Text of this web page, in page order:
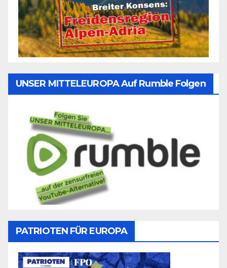
UNSER MITTELEUROPA Auf Rumble Folgen
PATRIOTEN FÜR EUROPA